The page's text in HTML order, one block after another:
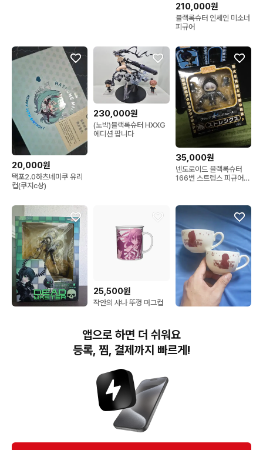
210,000원
블랙록슈터 인세인 미소녀
피규어
20,000원
택포2.0하츠네미쿠 유리
컵(쿠지c상)
230,000원
(노박)블랙록슈터 HXXG
에디션 팝니다
35,000원
넨도로이드 블랙록슈터
166번 스트렝스 피규어
미개봉 블랙록슈터 데드마
25,500원
작안의 샤나 뚜껑 머그컵
함대컬렉션 칸코레 일본
로손 콜라보 티컵 2개 세
트
번개장터(주) 사업자정보, 이용약관 및 기타 법적고지
번개장터㈜는 통신판매중개자이며, 통신판매의 당사자가 아닙니다. 전자상거래 등에서의
소비자보호에 관한 법률 등 관련 법령 및 번개장터㈜의 약관에 따라 상품, 상품정보, 거래에 관한 책임은
개별 판매자에게 귀속하고, 번개장터㈜는 원칙적으로 회원간 거래에 대하여 책임을 지지 않습니다.
다만, 번개장터㈜가 직접 판매하는 상품에 대한 책임은 번개장터㈜에게 귀속합니다.
앱으로 하면 더 쉬워요
등록, 찜, 결제까지 빠르게!